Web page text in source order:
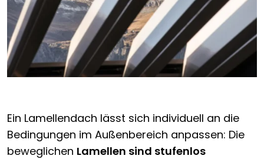
Ein Lamellendach lässt sich individuell an die
Bedingungen im Außenbereich anpassen: Die
beweglichen Lamellen sind stufenlos